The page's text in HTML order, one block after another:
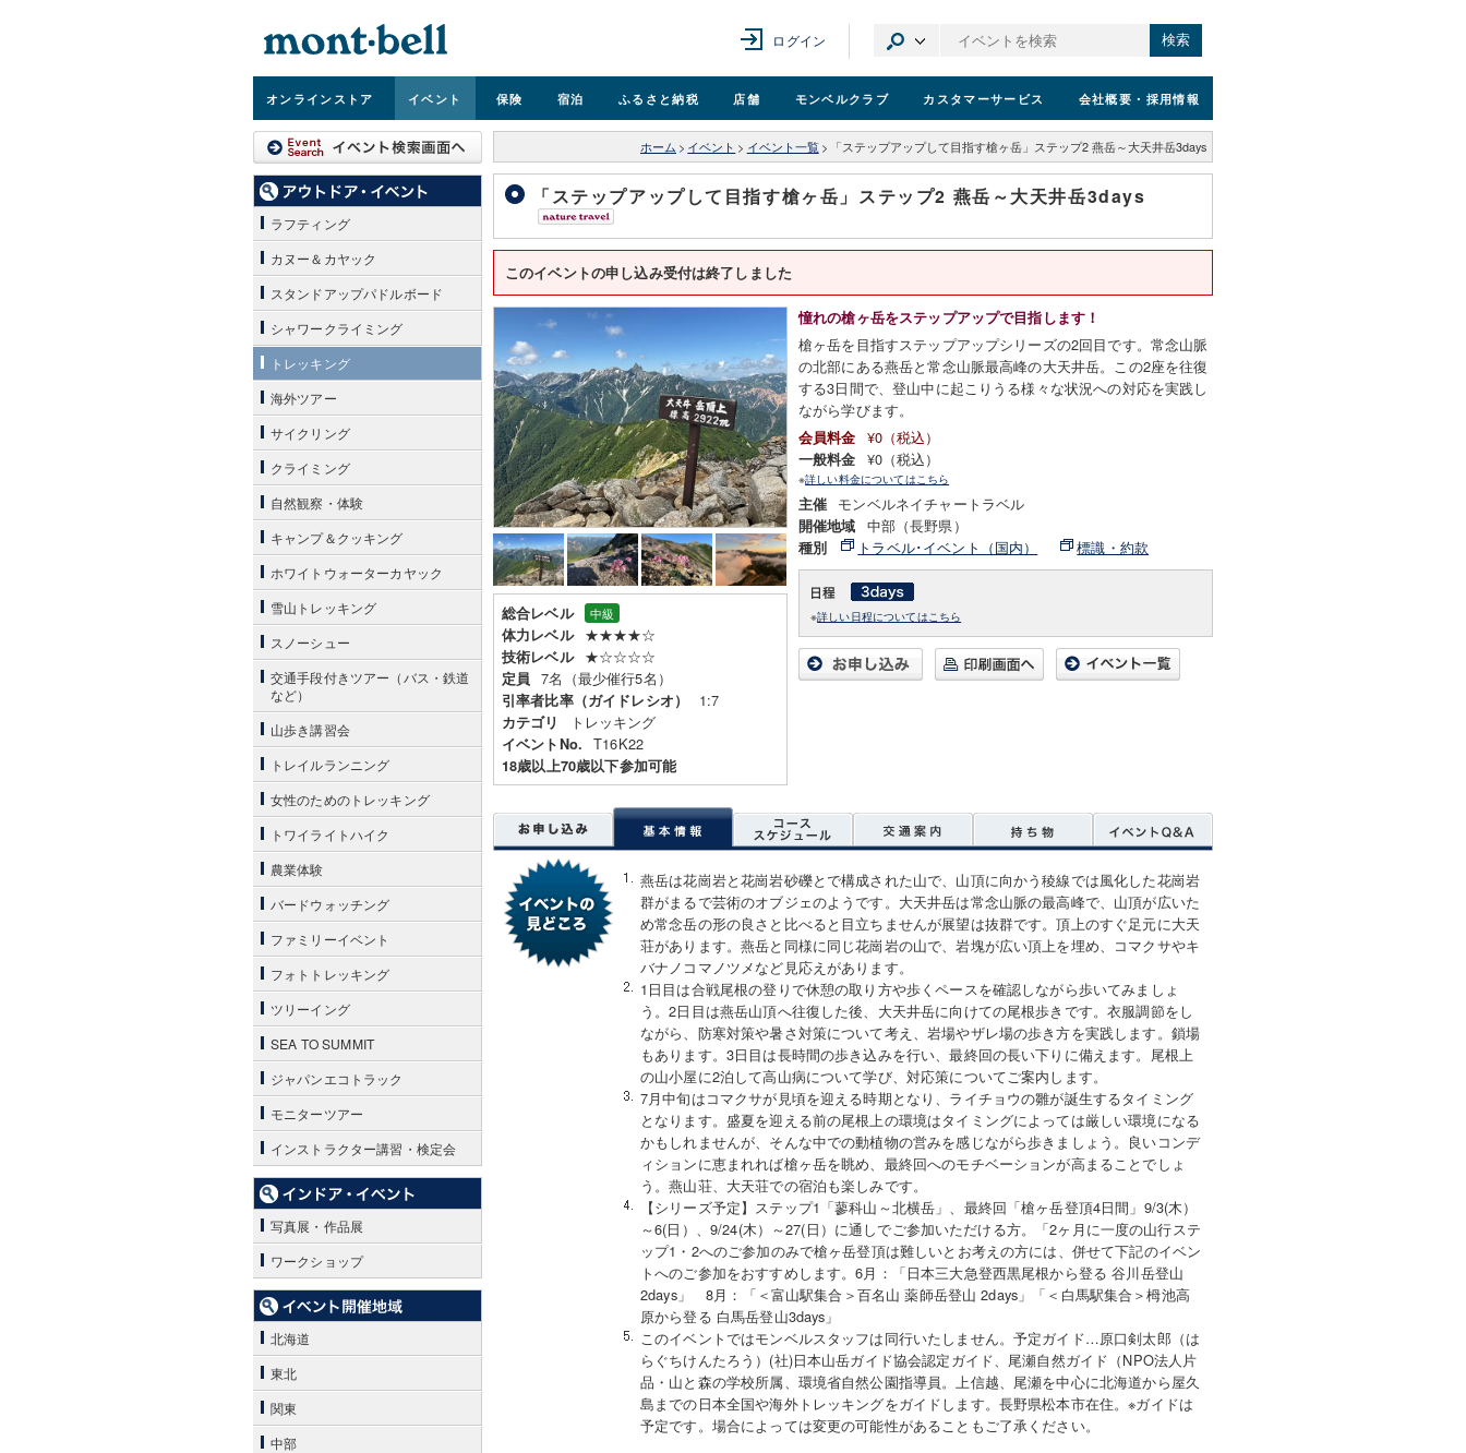
ログイン 検索
オンラインストア イベント 保険 宿泊 ふるさと納税 店舗 モンベルクラブ カスタマーサービス 会社概要 ・採用情報
ホーム > イベント > イベント一覧 > 「ステップアップして目指す槍ヶ岳」ステップ2 燕岳～大天井岳3days
「ステップアップして目指す槍ヶ岳」ステップ2 燕岳～大天井岳3days
このイベントの申し込み受付は終了しました
総合レベル 中級
体力レベル ★★★★☆
技術レベル ★☆☆☆☆
定員 7名（最少催行5名）
引率者比率（ガイドレシオ） 1:7
カテゴリ トレッキング
イベントNo. T16K22
18歳以上70歳以下参加可能
憧れの槍ヶ岳をステップアップで目指します！
槍ヶ岳を目指すステップアップシリーズの2回目です。常念山脈
の北部にある燕岳と常念山脈最高峰の大天井岳。この2座を往復
する3日間で、登山中に起こりうる様々な状況への対応を実践し
ながら学びます。
会員料金 ¥0（税込）
一般料金 ¥0（税込）
※詳しい料金についてはこちら
主催 モンベルネイチャートラベル
開催地域 中部（長野県）
種別 トラベル･イベント（国内） 標識・約款
※詳しい日程についてはこちら
燕岳は花崗岩と花崗岩砂礫とで構成された山で、山頂に向かう稜線では風化した花崗岩
群がまるで芸術のオブジェのようです。大天井岳は常念山脈の最高峰で、山頂が広いた
め常念岳の形の良さと比べると目立ちませんが展望は抜群です。頂上のすぐ足元に大天
荘があります。燕岳と同様に同じ花崗岩の山で、岩塊が広い頂上を埋め、コマクサやキ
バナノコマノツメなど見応えがあります。
1日目は合戦尾根の登りで休憩の取り方や歩くペースを確認しながら歩いてみましょ
う。2日目は燕岳山頂へ往復した後、大天井岳に向けての尾根歩きです。衣服調節をし
ながら、防寒対策や暑さ対策について考え、岩場やザレ場の歩き方を実践します。鎖場
もあります。3日目は長時間の歩き込みを行い、最終回の長い下りに備えます。尾根上
の山小屋に2泊して高山病について学び、対応策についてご案内します。
7月中旬はコマクサが見頃を迎える時期となり、ライチョウの雛が誕生するタイミング
となります。盛夏を迎える前の尾根上の環境はタイミングによっては厳しい環境になる
かもしれませんが、そんな中での動植物の営みを感じながら歩きましょう。良いコンデ
ィションに恵まれれば槍ヶ岳を眺め、最終回へのモチベーションが高まることでしょ
う。燕山荘、大天荘での宿泊も楽しみです。
【シリーズ予定】ステップ1「蓼科山～北横岳」、最終回「槍ヶ岳登頂4日間」9/3(木）
～6(日）、9/24(木）～27(日）に通しでご参加いただける方。「2ヶ月に一度の山行ステ
ップ1・2へのご参加のみで槍ヶ岳登頂は難しいとお考えの方には、併せて下記のイベン
トへのご参加をおすすめします。6月：「日本三大急登西黒尾根から登る 谷川岳登山
2days」 8月：「＜富山駅集合＞百名山 薬師岳登山 2days」「＜白馬駅集合＞栂池高
原から登る 白馬岳登山3days」
このイベントではモンベルスタッフは同行いたしません。予定ガイド…原口剣太郎（は
らぐちけんたろう）(社)日本山岳ガイド協会認定ガイド、尾瀬自然ガイド（NPO法人片
品・山と森の学校所属、環境省自然公園指導員。上信越、尾瀬を中心に北海道から屋久
島までの日本全国や海外トレッキングをガイドします。長野県松本市在住。※ガイドは
予定です。場合によっては変更の可能性があることもご了承ください。
ラフティング
カヌー＆カヤック
スタンドアップパドルボード
シャワークライミング
トレッキング
海外ツアー
サイクリング
クライミング
自然観察・体験
キャンプ＆クッキング
ホワイトウォーターカヤック
雪山トレッキング
スノーシュー
交通手段付きツアー（バス・鉄道
など）
山歩き講習会
トレイルランニング
女性のためのトレッキング
トワイライトハイク
農業体験
バードウォッチング
ファミリーイベント
フォトトレッキング
ツリーイング
SEA TO SUMMIT
ジャパンエコトラック
モニターツアー
インストラクター講習・検定会
写真展・作品展
ワークショップ
北海道
東北
関東
中部